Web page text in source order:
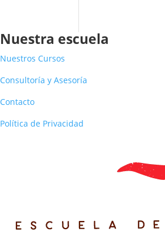
Nuestra escuela
Nuestros Cursos
Consultoría y Asesoría
Contacto
Política de Privacidad